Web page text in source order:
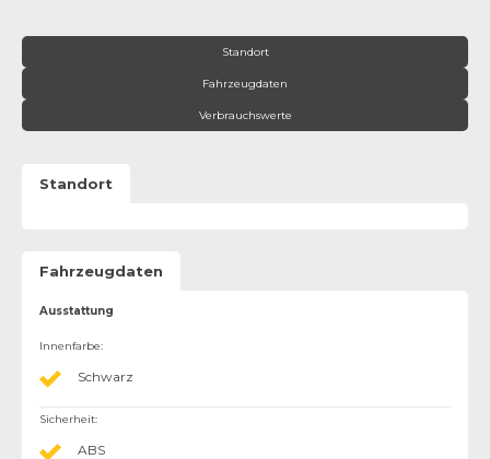
Standort
Fahrzeugdaten
Verbrauchswerte
Standort
Fahrzeugdaten
Ausstattung
Innenfarbe:
Schwarz
Sicherheit:
ABS